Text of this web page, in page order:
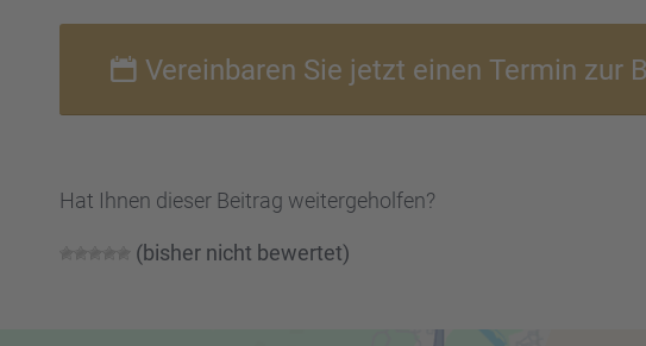
Verein­ba­ren Sie jetzt einen Termin zur
Hat Ihnen dieser Beitrag weiter­ge­hol­fen?
(bisher nicht bewer­tet)